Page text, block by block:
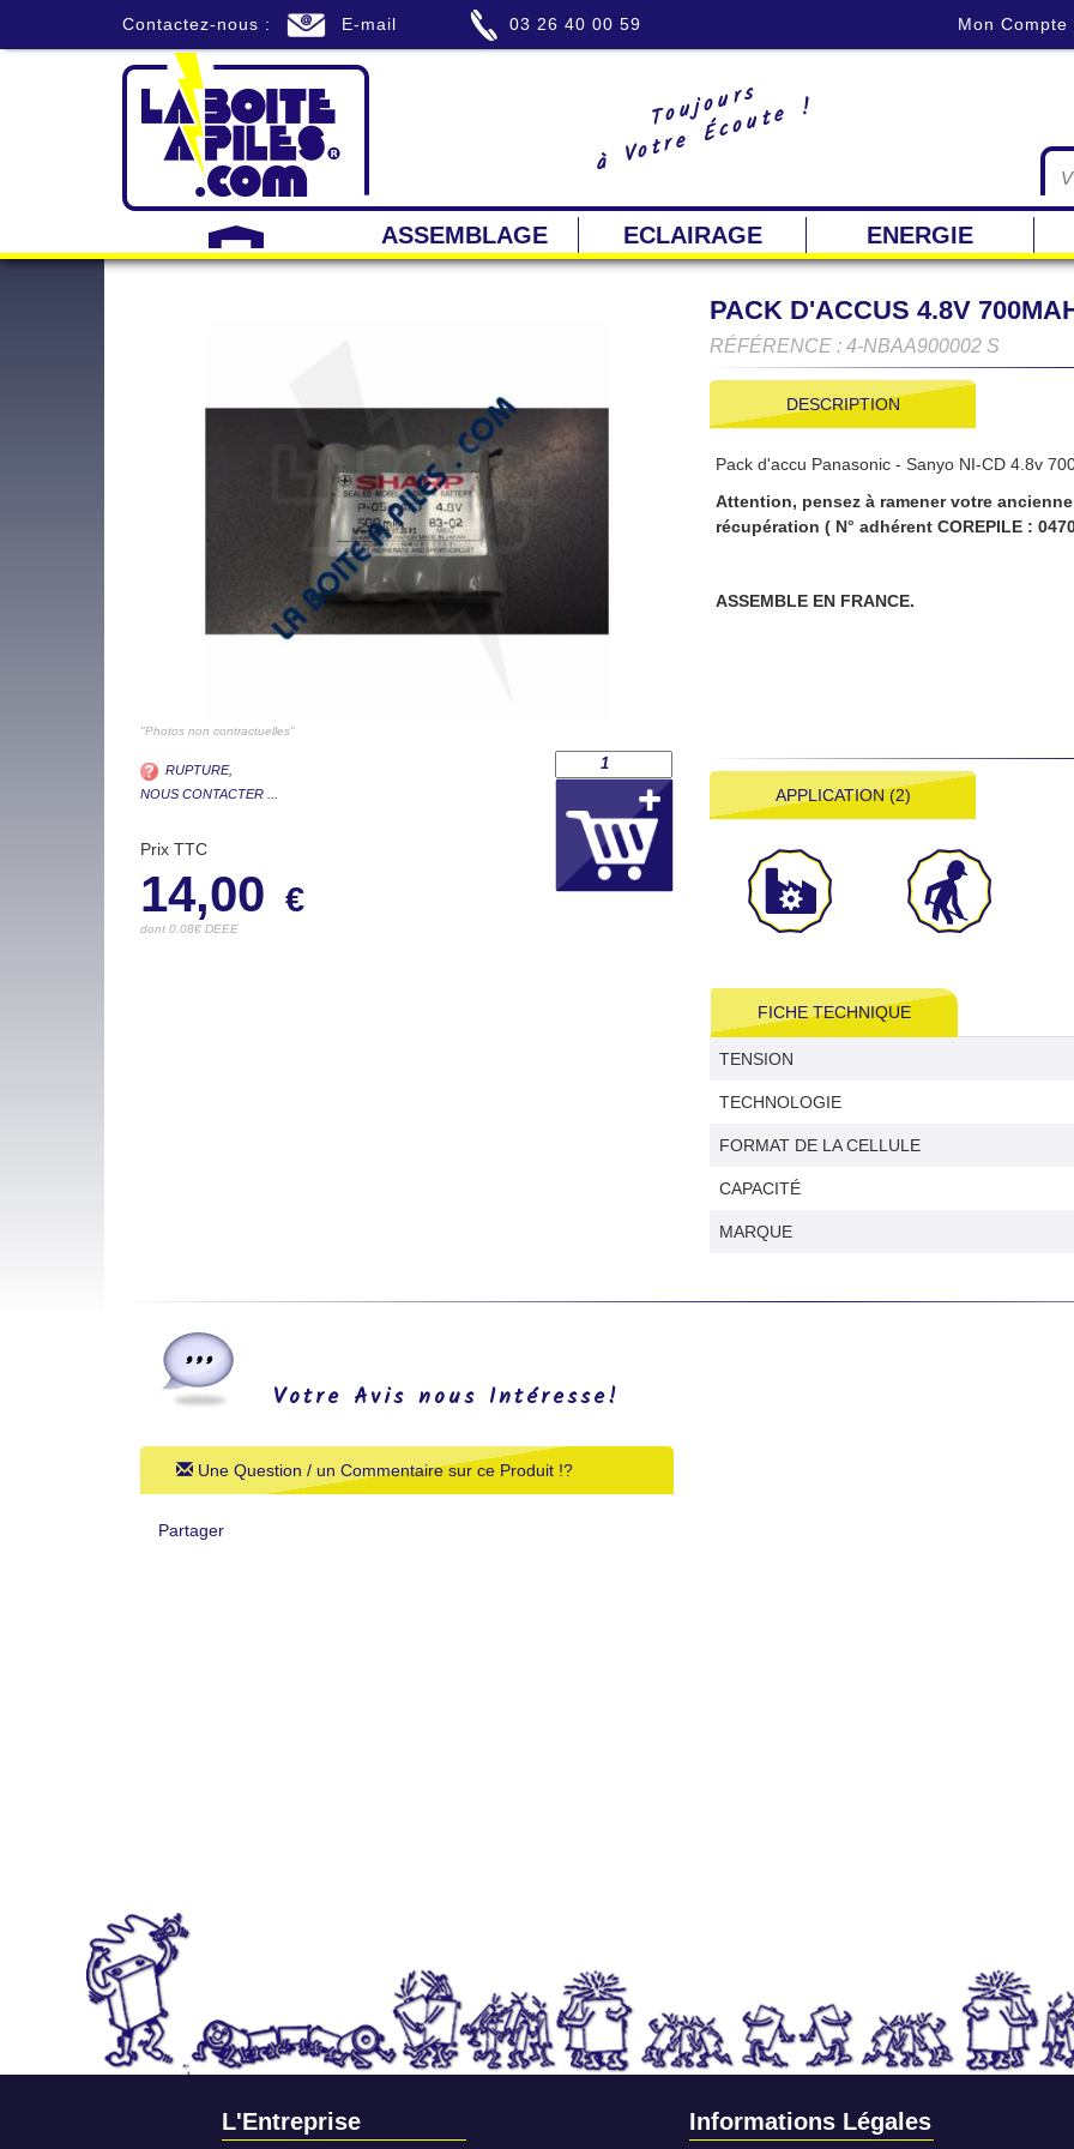
Contactez-nous : E-mail 03 26 40 00 59 Mon Compte
Toujours
à Votre Écoute !
ASSEMBLAGE ECLAIRAGE ENERGIE
PACK D'ACCUS 4.8V
RÉFÉRENCE : 4-NBAA900002 S
"Photos non contractuelles"
RUPTURE,
NOUS CONTACTER ...
Prix TTC
14,00 €
dont 0.08€ DEEE
DESCRIPTION
Pack d'accu Panasonic - Sanyo NI-CD 4.8v
Attention, pensez à ramener votre
récupération ( N° adhérent COREPILE :
ASSEMBLE EN FRANCE.
APPLICATION (2)
FICHE TECHNIQUE
TENSION
TECHNOLOGIE
FORMAT DE LA CELLULE
CAPACITÉ
MARQUE
Votre Avis nous Intéresse!
Une Question / un Commentaire sur ce Produit !?
Partager
L'Entreprise Informations Légales